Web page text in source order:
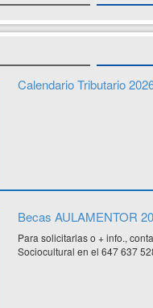
Calendario Tributario
Becas AULAMENTOR
Para solicitarlas o + info.,
Sociocultural en el 647 637